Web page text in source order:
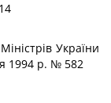
України
1994 р. № 582